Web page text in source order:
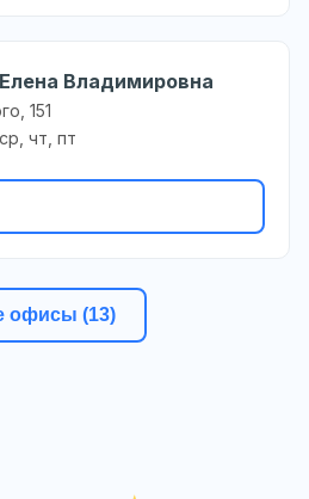
Владимировна
151
чт, пт
офисы (13)